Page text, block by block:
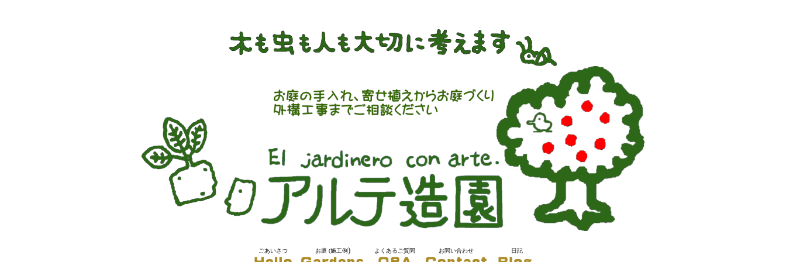
ごあいさつ お庭 (施工例) よくあるご質問 お問い合わせ 日記